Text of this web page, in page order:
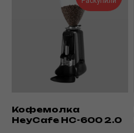
Кофемолка
HeyCafe HC-600 2.0